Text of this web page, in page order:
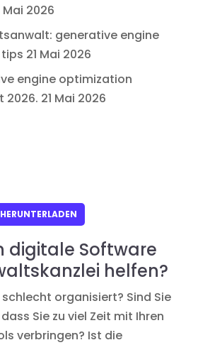
Mai 2026
generative engine
21 Mai 2026
engine optimization
2026. 21 Mai 2026
digitale Software
helfen?
schlecht organisiert? Sind Sie
Sie zu viel Zeit mit Ihren
verbringen? Ist die